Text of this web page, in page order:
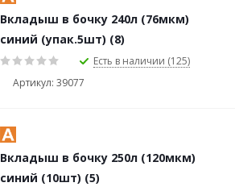
Вкладыш в бочку 240л (76мкм)
синий (упак.5шт) (8)
Есть в наличии (125)
Артикул: 39077
Вкладыш в бочку 250л (120мкм)
синий (10шт) (5)